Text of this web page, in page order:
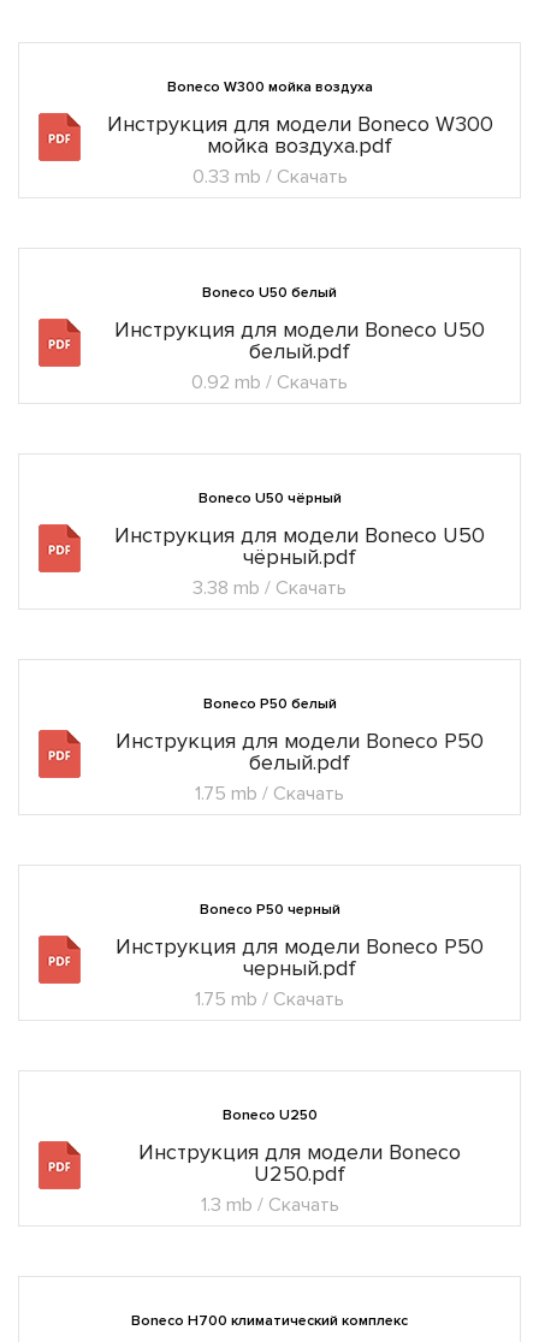
Boneco W300 мойка воздуха
Инструкция для модели Boneco W300
мойка воздуха.pdf
0.33 mb / Скачать
Boneco U50 белый
Инструкция для модели Boneco U50
белый.pdf
0.92 mb / Скачать
Boneco U50 чёрный
Инструкция для модели Boneco U50
чёрный.pdf
3.38 mb / Скачать
Boneco P50 белый
Инструкция для модели Boneco P50
белый.pdf
1.75 mb / Скачать
Boneco P50 черный
Инструкция для модели Boneco P50
черный.pdf
1.75 mb / Скачать
Boneco U250
Инструкция для модели Boneco
U250.pdf
1.3 mb / Скачать
Boneco H700 климатический комплекс